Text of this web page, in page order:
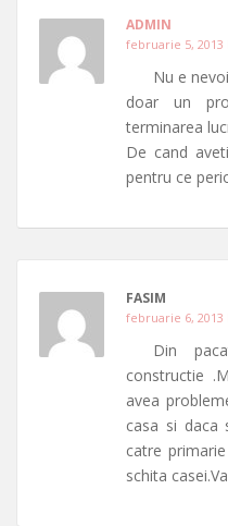
ADMIN
februarie 5, 2013
Nu e
doar un
terminarea
De cand
pentru ce
FASIM
februarie 6, 2013
Din
constructie
avea
casa si daca
catre
schita